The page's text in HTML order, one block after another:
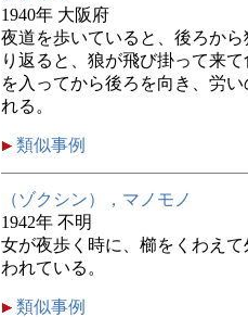
1940年 大阪府
夜道を歩いていると、後ろか
り返ると、狼が飛び掛って来
を入ってから後ろを向き、労
れる。
類似事例
（ゾクシン），マノモノ
1942年 不明
女が夜歩く時に、櫛をくわえ
われている。
類似事例